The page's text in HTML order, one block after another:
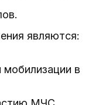
являются:
мобилизации в